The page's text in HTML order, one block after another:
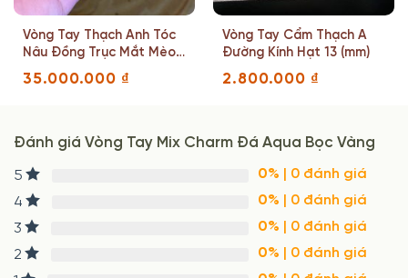
Vòng Tay Thạch Anh Tóc
Nâu Đồng Trục Mắt Mèo
Hạt 18 (mm) Nặng 108.6
(g)
35.000.000 ₫
Vòng Tay Cẩm Thạch A
Đường Kính Hạt 13 (mm)
2.800.000 ₫
Đánh giá Vòng Tay Mix Charm Đá Aqua Bọc Vàng
5 0% | 0 đánh giá
4
0% | 0 đánh giá
3
0% | 0 đánh giá
2
0% | 0 đánh giá